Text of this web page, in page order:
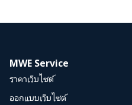
MWE Service
ราคาเว็บไซต์
ออกแบบเว็บไซต์